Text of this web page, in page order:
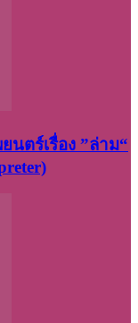
นตร์เรื่อง ”ล่าม“